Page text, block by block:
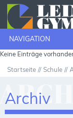
NAVIGATION
Keine Einträge
Startseite Schule
Archiv